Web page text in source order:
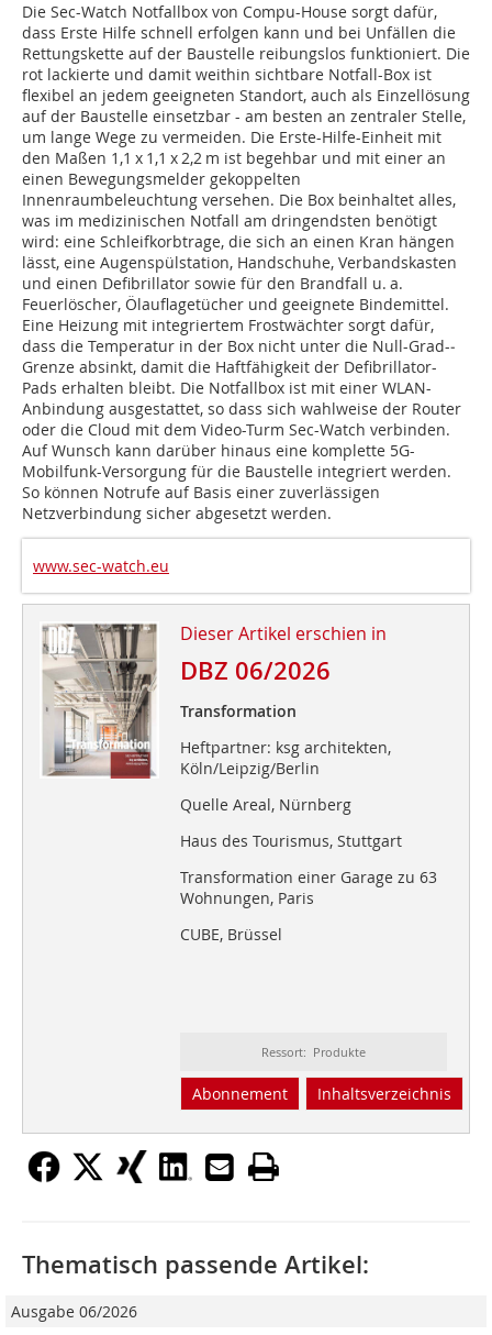
Die Sec-Watch Notfallbox von Compu-House sorgt dafür,
dass Erste Hilfe schnell erfolgen kann und bei Unfällen die
Rettungskette auf der Baustelle reibungslos funktioniert. Die
rot lackierte und damit weithin sichtbare Notfall-Box ist
flexibel an jedem geeigneten Standort, auch als ­Einzellösung
auf der Baustelle einsetzbar - am besten an zentraler Stelle,
um lange Wege zu vermeiden. Die Erste-Hilfe-Einheit mit
den Maßen 1,1 x 1,1 x 2,2 m ist begehbar und mit einer an
einen Bewegungsmelder gekoppelten
Innenraumbeleuchtung versehen. Die Box beinhaltet alles,
was im medizinischen Notfall am dringendsten benötigt
wird: eine Schleifkorbtrage, die sich an einen Kran hängen
lässt, eine Augenspülstation, Handschuhe, Verbandskasten
und einen Defibrillator sowie für den Brandfall u. a.
Feuerlöscher, Ölauflagetücher und geeignete Bindemittel.
Eine Heizung mit integriertem Frostwächter sorgt dafür,
dass die Temperatur in der Box nicht unter die Null-Grad-­
Grenze absinkt, damit die Haftfähigkeit der Defibrillator-
Pads erhalten bleibt. Die Notfallbox ist mit einer WLAN-
Anbindung ausgestattet, so dass sich wahlweise der Router
oder die Cloud mit dem Video-Turm Sec-Watch verbinden.
Auf Wunsch kann darüber hinaus eine komplette 5G-
Mobilfunk-Versorgung für die Baustelle integriert werden.
So können Notrufe auf Basis einer zuverlässigen
Netzverbindung sicher abgesetzt werden.
www.sec-watch.eu
Dieser Artikel erschien in
DBZ 06/2026
Transformation
Heftpartner: ksg architekten,
Köln/Leipzig/Berlin
Quelle Areal, Nürnberg
Haus des Tourismus, Stuttgart
Transformation einer Garage zu 63
Wohnungen, Paris
CUBE, Brüssel
Ressort: Produkte
Abonnement Inhaltsverzeichnis
Thematisch passende Artikel:
Ausgabe 06/2026